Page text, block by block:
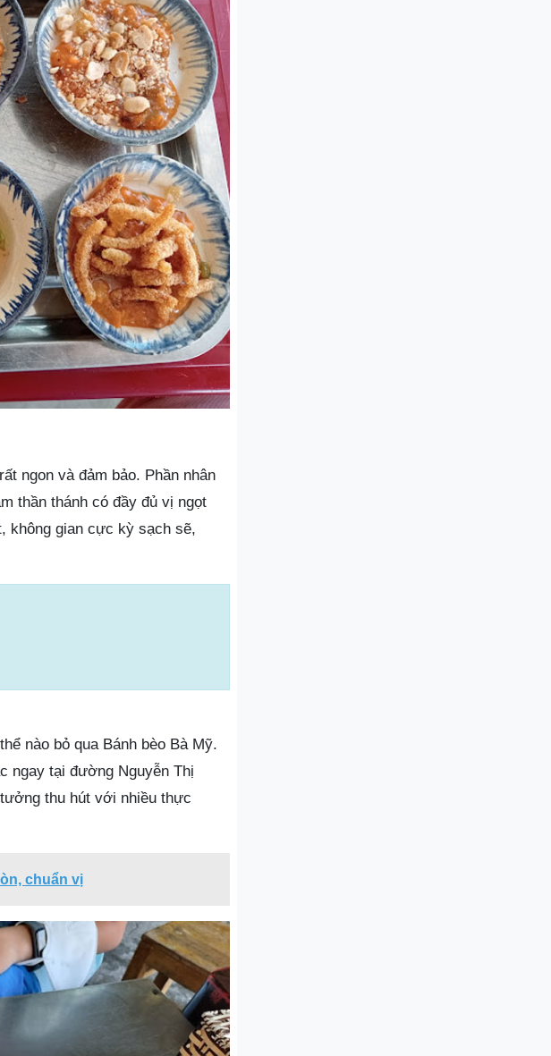
ngon và đảm bảo. Phần nhân
thần thánh có đầy đủ vị ngọt
không gian cực kỳ sạch sẽ,
nào bỏ qua Bánh bèo Bà Mỹ.
ngay tại đường Nguyễn Thị
thu hút với nhiều thực
chuẩn vị